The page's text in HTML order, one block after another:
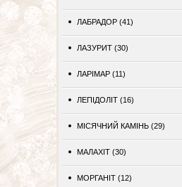
ЛАБРАДОР (41)
ЛАЗУРИТ (30)
ЛАРІМАР (11)
ЛЕПІДОЛІТ (16)
МІСЯЧНИЙ КАМІНЬ (29)
МАЛАХІТ (30)
МОРГАНІТ (12)